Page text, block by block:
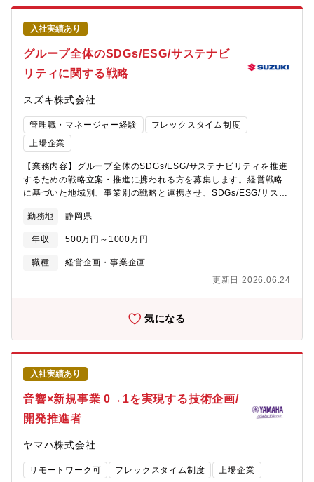
割のいずれかを担っていただきます。①顧客開拓/カスタマーサク
セス顧客開拓・法人営業、顧客の課題解決の検討、試作機を用い
たPoCのサポート、製品導入に向けた商談、製品導入後のフォロ
ーアップ②事業企画/管理ビジネスモデル検討、事業体（運営組
織）の検討、事業計画作成とアップデート、外部リソースの活
用、プロジェクト進捗管理<<採用背景>>100年に一度の変革期と
て自動車の製造販売に留まらない新規事業の取り組みを推進して
おり、その取り組みの中心となっているのが次世代モビリティサ
ービス本部です。本部では様々なプロジェクトに取り組んでいま
すが、その中でも、今回募集する電動台車事業は非常に有望な新
規事業としての推進が決まっています。スズキは長年の経験と知
識を結集し、新たな産業機器のプラットフォームを創り上げる覚
悟です。電動台車の技術を活かし、BtoBのワークモビリティに革
新をもたらします。この挑戦を実現するためには、新たな才能が
の積極的な参加を求めます。<<部門のミッション、ビジョン>>次
世代モビリティサービス本部は、これまでの自動車製造・販売に
す。<<配属部署>>・配属される部門名称：次世代モビリティサー
ビス本部 新規事業の企画・開発・運用し
みを活かして、培った技術やネットワークを活かしつ
つ、 やる気のある担当者は大きな裁量を
持ってチャレンジが出来ます。<<入社後の教育体制>>入社後は導
入研修を実施します。その後は、配属先にてOJTで業務の立ち上
がりをサポートします。上司・人事担当者の定期面談を実施しま
すが、それ以外にも、静岡県外からのキャリア入社者も多数在籍
しているので、業務・生活面でフォローします。各自のご経験や
状況に応じて、社内外の研修に受講いただくことも可能です。社
内には以下のような研修・教育があります。・全社教育：役職者
ミング、その他業務で必要な知識、ビジネススキルなど受講でき
るものなど多数あります。<<キャリアプラン>>野心的な新規事業
プロジェクトを進めることを通じて今後のキャリアップに貴重な
入社実績あり
グループ全体のSDGs/ESG/サステナビ
リティに関する戦略
スズキ株式会社
管理職・マネージャー経験
フレックスタイム制度
上場企業
【業務内容】グループ全体のSDGs/ESG/サステナビリティを推進
するための戦略立案・推進に携われる方を募集します。経営戦略
に基づいた地域別、事業別の戦略と連携させ、SDGs/ESG/サステ
ド感をもってアプローチして頂きます。【具体的には】
SDGs/ESG/サステナビリティに関する施策の企画立案および実
施 -人材・働き方の多様性、人権問題などへの取組みの推進 -そ
の他サステナビリティ（環境・社会・ガバナンス）課題全般の取
グ、TCFD対応、投資家対応）≪採用背景≫安心安全なまちづく
トは数多くあり、その達成の責務に邁進しています。今後の世の
中の劇的な変化に対応するため、さらに活動を加速させる必要が
あり、社会課題に対する取り組みを社内横断的に共に推進してい
ただける人材を求めています。≪部門のミッション、ビジョン
≫・経営層に近い部署で、多領域を跨いだ幅広い業務経験やグロ
ーバルな経営視点を身につけることができます。・必ずしも正解
がない課題に向けて、チャレンジする姿勢が求められるポジショ
ンです。・各事業部門と連携し、SDGs/ESG/サステナビリティに
関する取り組みを推進していきます。≪入社後のフォロー体制≫
リティ等の基礎教育を実施します。職能別研修、専門研修を社
内・社外研修で実施します。OJTにより、チーム員とともに戦略
に取り組んでもらうことで、お互いの知識・経験を共有しながら
勤務地 静岡県
年収 500万円～1000万円
職種
経営企画・事業企画
更新日 2026.06.24
気になる
入社実績あり
音響×新規事業 0→1を実現する技術企画/
開発推進者
ヤマハ株式会社
リモートワーク可 フレックスタイム制度 上場企業